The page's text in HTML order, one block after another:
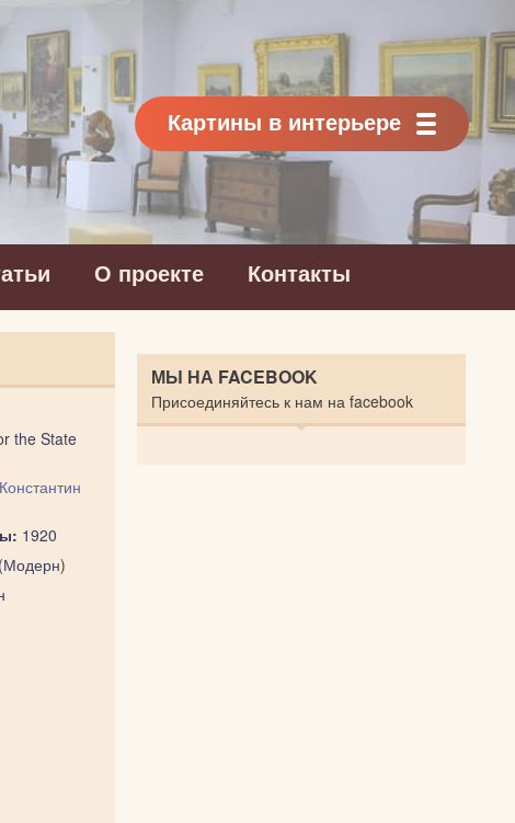
Картины в интерьере
О проекте Контакты
the State
Константин
1920
МЫ НА FACEBOOK
Присоединяйтесь к нам на facebook